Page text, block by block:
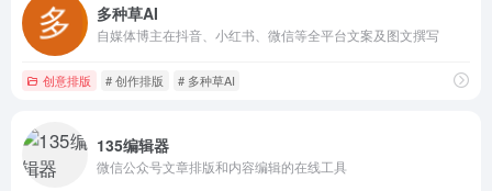
多种草AI
自媒体博主在抖音、小红书、微信等全平台文案及图文撰写
创意排版 # 创作排版 # 多种草AI
135编辑器
微信公众号文章排版和内容编辑的在线工具